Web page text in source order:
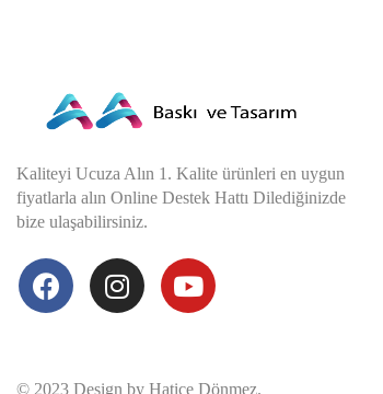
Kaliteyi Ucuza Alın 1. Kalite ürünleri en uygun
fiyatlarla alın Online Destek Hattı Dilediğinizde
bize ulaşabilirsiniz.
© 2023 Design by Hatice Dönmez.